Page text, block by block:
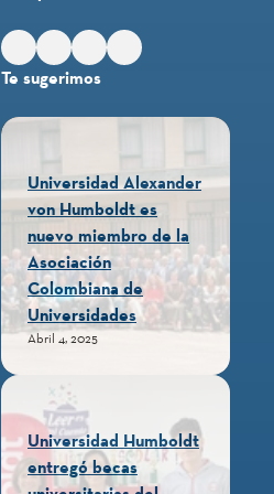
Te sugerimos
Universidad Alexander
von Humboldt es
nuevo miembro de la
Asociación
Colombiana de
Universidades
Abril 4, 2025
Universidad Humboldt
entregó becas